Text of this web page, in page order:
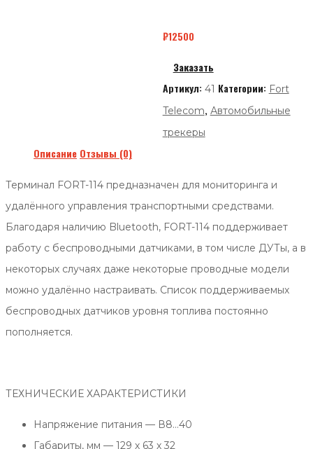
₽12500
Заказать
Артикул: 41 Категории: Fort
Telecom, Автомобильные
трекеры
Описание Отзывы (0)
Терминал FORT-114 предназначен для мониторинга и
удалённого управления транспортными средствами.
Благодаря наличию Bluetooth, FORT-114 поддерживает
работу с беспроводными датчиками, в том числе ДУТы, а в
некоторых случаях даже некоторые проводные модели
можно удалённо настраивать. Список поддерживаемых
беспроводных датчиков уровня топлива постоянно
пополняется.
ТЕХНИЧЕСКИЕ ХАРАКТЕРИСТИКИ
Напряжение питания — В8…40
Габариты, мм — 129 х 63 х 32